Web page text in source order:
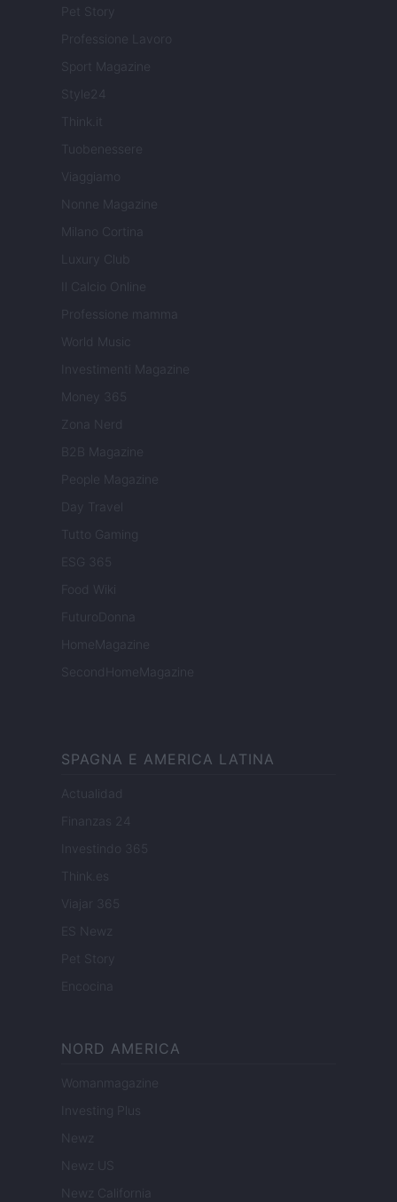
Professione Lavoro
Sport Magazine
Style24
Think.it
Tuobenessere
Viaggiamo
Nonne Magazine
Milano Cortina
Luxury Club
Il Calcio Online
Professione mamma
World Music
Investimenti Magazine
Money 365
Zona Nerd
B2B Magazine
People Magazine
Day Travel
Tutto Gaming
ESG 365
Food Wiki
FuturoDonna
HomeMagazine
SecondHomeMagazine
SPAGNA E AMERICA LATINA
Actualidad
Finanzas 24
Investindo 365
Think.es
Viajar 365
ES Newz
Encocina
NORD AMERICA
Womanmagazine
Investing Plus
Newz
Newz US
Newz California